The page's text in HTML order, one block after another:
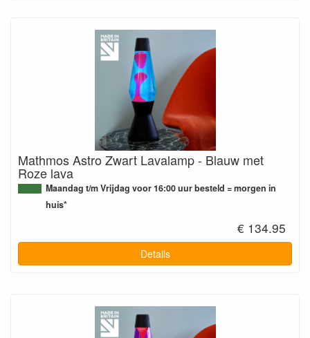
Mathmos Astro Zwart Lavalamp - Blauw met
Roze lava
Maandag t/m Vrijdag voor 16:00 uur besteld = morgen in
huis*
€ 134.95
Details